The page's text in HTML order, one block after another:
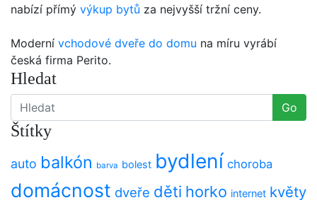
nabízí přímý výkup bytů za nejvyšší tržní ceny.
Moderní vchodové dveře do domu na míru vyrábí
česká firma Perito.
Hledat
Go
Štítky
auto balkón barva bolest bydlení choroba
domácnost dveře děti horko internet květy